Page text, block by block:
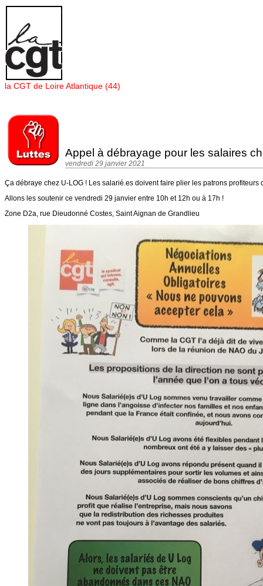
Panneau de gestion des cookies
la CGT de Loire Atlantique (44)
Appel à débrayage pour les salaires
vendredi 29 janvier 2021
Ça débraye chez U-LOG ! Les salarié.es doivent faire plier les patrons profiteurs
Allons les soutenir ce vendredi 29 janvier entre 10h et 12h ou à 17h !
Zone D2a, rue Dieudonné Costes, Saint Aignan de Grandlieu